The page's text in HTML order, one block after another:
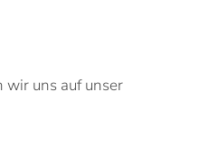
wir uns auf unser